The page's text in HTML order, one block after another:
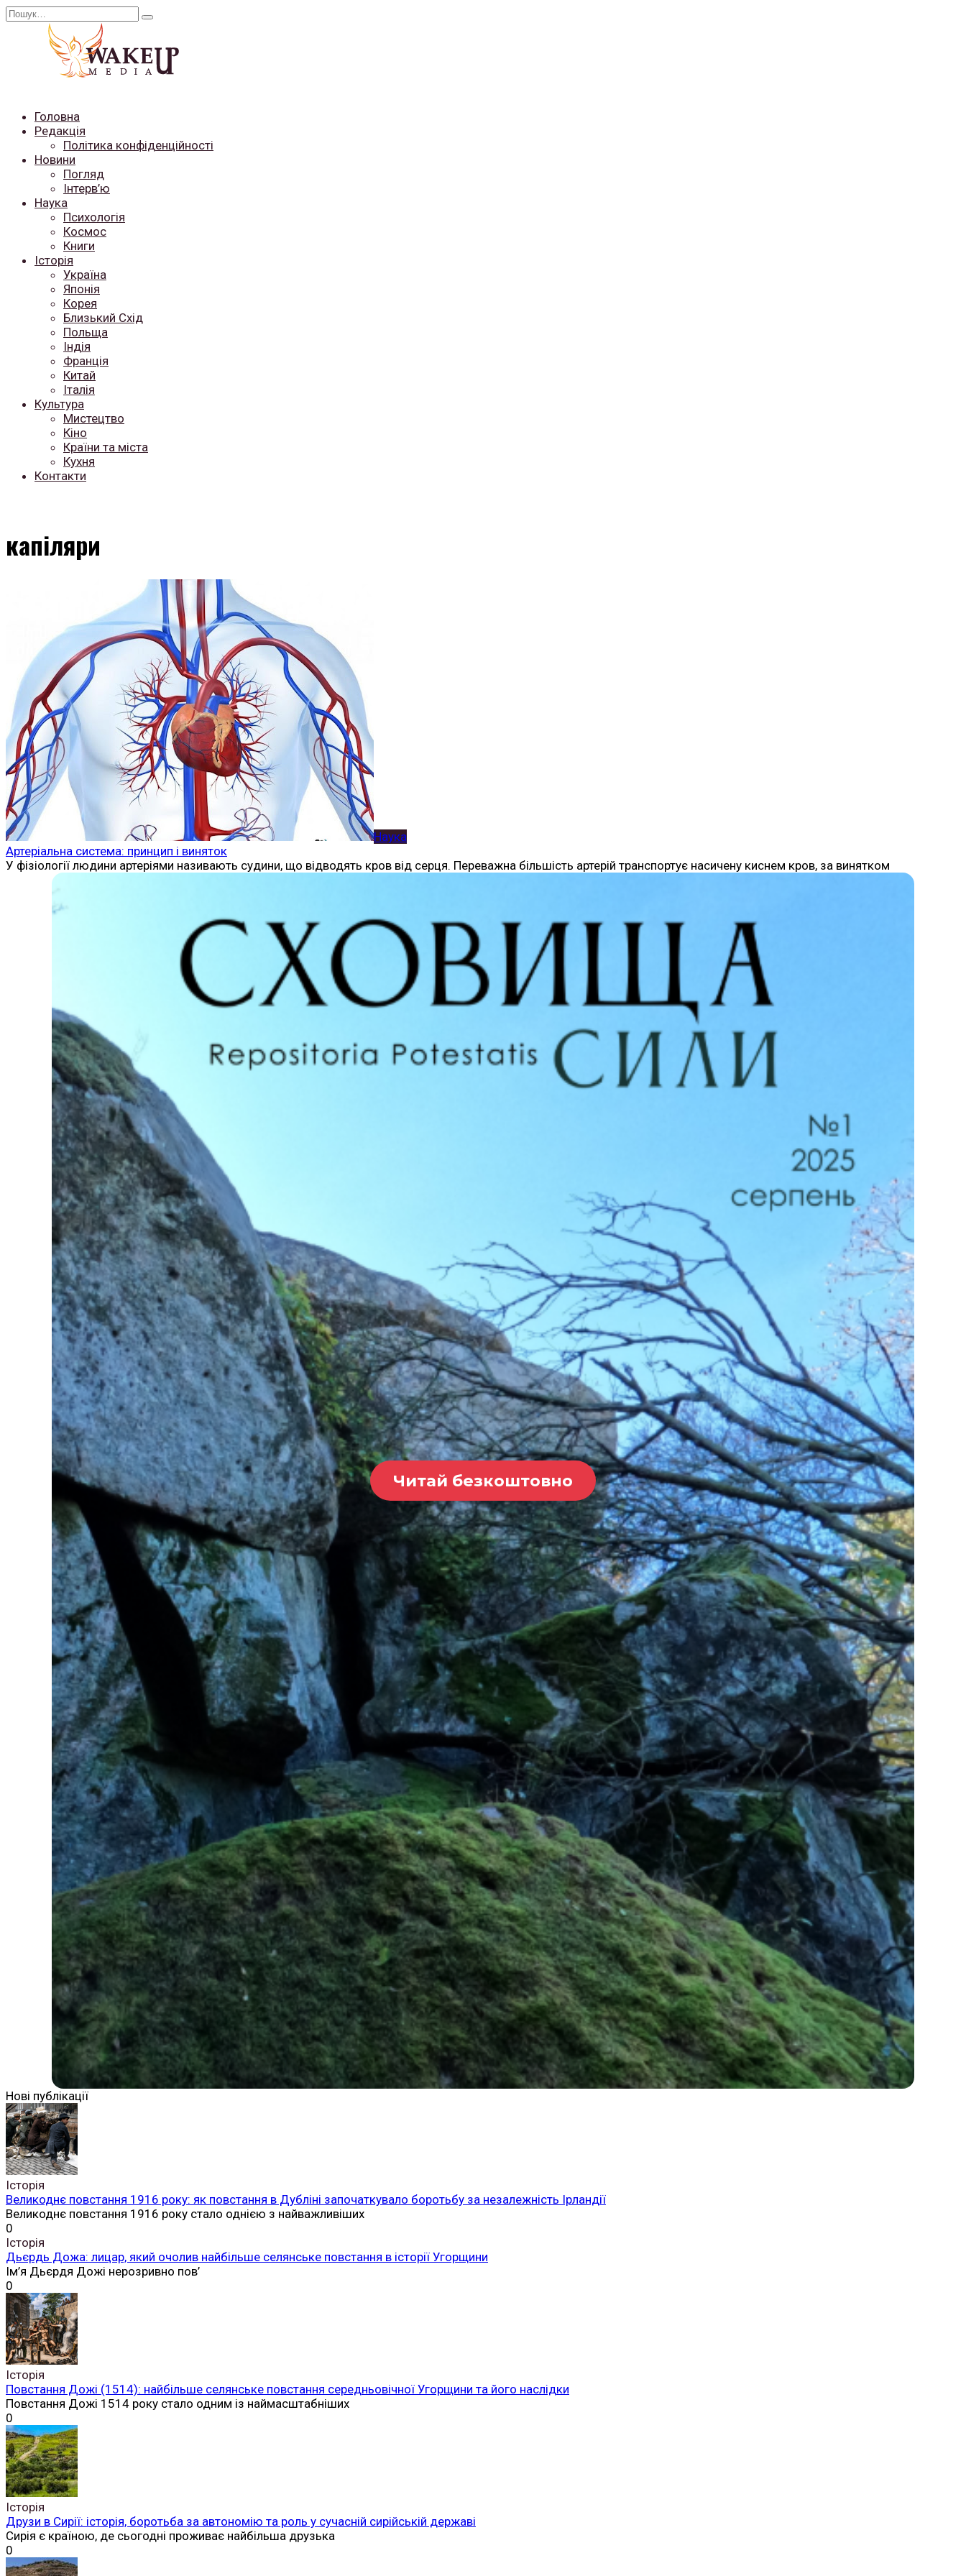
Перейти
Search
Головна
Редакція
Політика конфіденційності
Новини
Погляд
Інтерв’ю
Наука
Психологія
Космос
Книги
Історія
Україна
Японія
Корея
Близький Схід
Польща
Індія
Франція
Китай
Італія
Культура
Мистецтво
Кіно
Країни та міста
Кухня
Контакти
капіляри
Наука
Артеріальна система: принцип і виняток
У фізіології людини артеріями називають судини, що відводять кров від серця. Переважна більшість артерій транспортує насичену киснем кров, за винятком
Читай безкоштовно
Нові публікації
Історія
Великоднє повстання 1916 року: як повстання в Дубліні започаткувало боротьбу за незалежність Ірландії
Великоднє повстання 1916 року стало однією з найважливіших
0
Історія
Дьєрдь Дожа: лицар, який очолив найбільше селянське повстання в історії Угорщини
Ім’я Дьєрдя Дожі нерозривно пов’
0
Історія
Повстання Дожі (1514): найбільше селянське повстання середньовічної Угорщини та його наслідки
Повстання Дожі 1514 року стало одним із наймасштабніших
0
Історія
Друзи в Сирії: історія, боротьба за автономію та роль у сучасній сирійській державі
Сирія є країною, де сьогодні проживає найбільша друзька
0